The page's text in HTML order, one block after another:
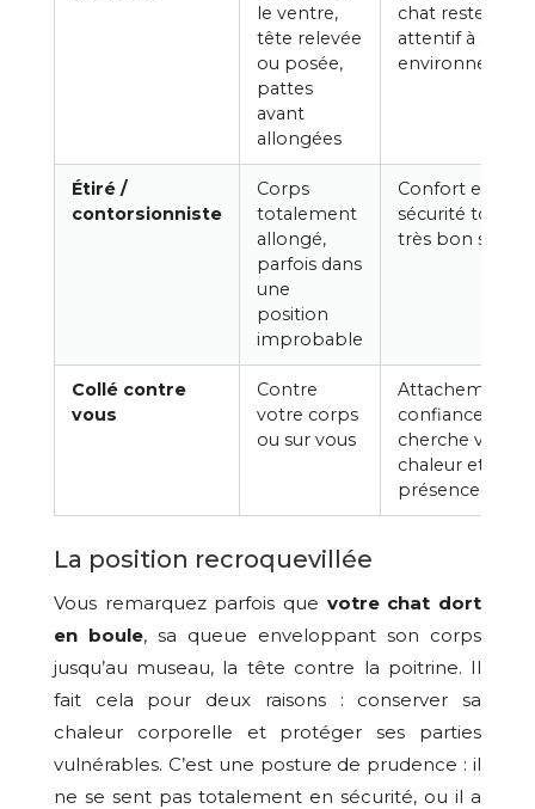
le ventre,
tête relevée
ou posée,
pattes
avant
allongées
chat reste
attentif à son
Étiré /
contorsionniste
Corps
totalement
allongé,
parfois dans
une
position
improbable
Confort et
sécurité totale :
très bon signe.
Collé contre
vous
Contre
votre corps
ou sur vous
Attachement
confiance : il
cherche votre
chaleur et votre
présence.
La position recroquevillée
Vous remarquez parfois que votre chat dort
en boule, sa queue enveloppant son corps
jusqu’au museau, la tête contre la poitrine. Il
fait cela pour deux raisons : conserver sa
chaleur corporelle et protéger ses parties
vulnérables. C’est une posture de prudence : il
ne se sent pas totalement en sécurité, ou il a